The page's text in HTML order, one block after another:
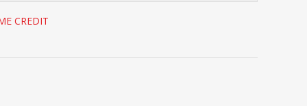
CREDIT